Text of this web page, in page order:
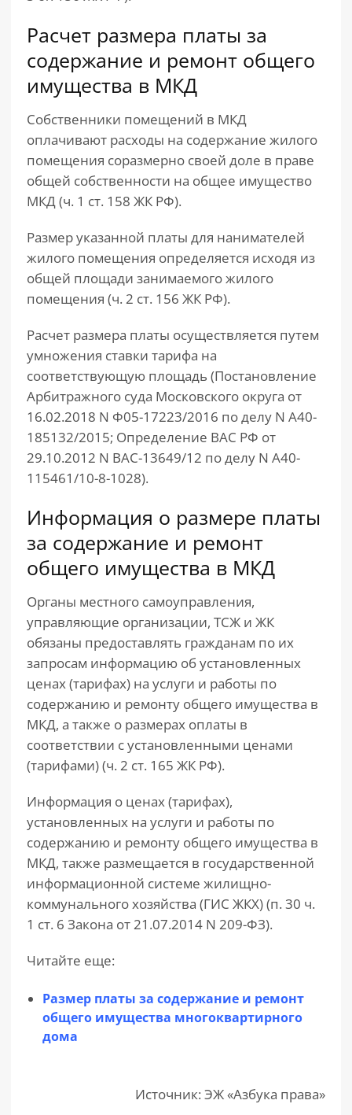
Расчет размера платы за
содержание и ремонт общего
имущества в МКД
Собственники помещений в МКД
оплачивают расходы на содержание жилого
помещения соразмерно своей доле в праве
общей собственности на общее имущество
МКД (ч. 1 ст. 158 ЖК РФ).
Размер указанной платы для нанимателей
жилого помещения определяется исходя из
общей площади занимаемого жилого
помещения (ч. 2 ст. 156 ЖК РФ).
Расчет размера платы осуществляется путем
умножения ставки тарифа на
соответствующую площадь (Постановление
Арбитражного суда Московского округа от
16.02.2018 N Ф05-17223/2016 по делу N А40-
185132/2015; Определение ВАС РФ от
29.10.2012 N ВАС-13649/12 по делу N А40-
115461/10-8-1028).
Информация о размере платы
за содержание и ремонт
общего имущества в МКД
Органы местного самоуправления,
управляющие организации, ТСЖ и ЖК
обязаны предоставлять гражданам по их
запросам информацию об установленных
ценах (тарифах) на услуги и работы по
содержанию и ремонту общего имущества в
МКД, а также о размерах оплаты в
соответствии с установленными ценами
(тарифами) (ч. 2 ст. 165 ЖК РФ).
Информация о ценах (тарифах),
установленных на услуги и работы по
содержанию и ремонту общего имущества в
МКД, также размещается в государственной
информационной системе жилищно-
коммунального хозяйства (ГИС ЖКХ) (п. 30 ч.
1 ст. 6 Закона от 21.07.2014 N 209-ФЗ).
Читайте еще:
Размер платы за содержание и ремонт
общего имущества многоквартирного
дома
Источник: ЭЖ «Азбука права»